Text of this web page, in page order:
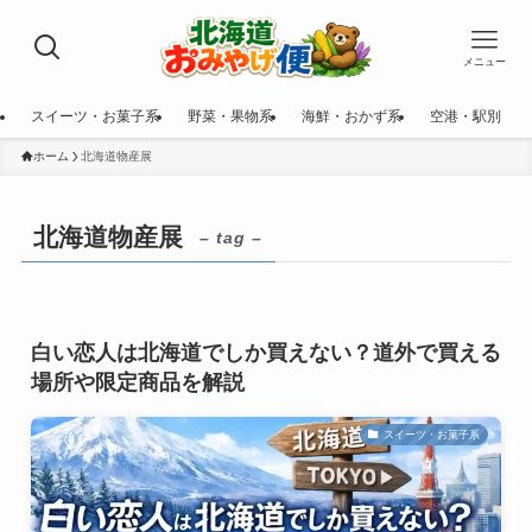
メニュー
スイーツ・お菓子系 野菜・果物系 海鮮・おかず系 空港・駅別
ホーム 北海道物産展
北海道物産展 – tag –
白い恋人は北海道でしか買えない？道外で買える
場所や限定商品を解説
スイーツ・お菓子系